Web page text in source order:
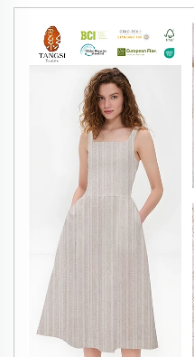
2. ҰҒАМЫ ЖОҒАРЫ
ЫҢҒАЙЛЫҚ
Зығырдың табиғи
алмасуын қамтамасыз
белсенді өмір сүру
табылады. Ол денеден
жұтады, сонымен қатар
құрғақтық пен
Бұл термореттеу
салқындатып, қыста
етеді, демек, жылдың